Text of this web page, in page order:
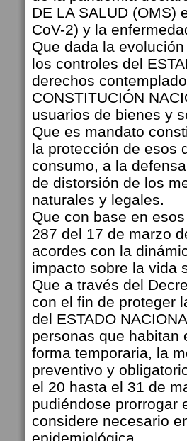
DE LA SALUD (OMS)
CoV-2) y la
Que dada la
los controles del
derechos
CONSTITUCIÓN
usuarios de bienes y
Que es mandato
la protección de esos
consumo, a la
de distorsión de los
naturales y legales.
Que con base en
287 del 17 de marzo
acordes con la
impacto sobre la vida
Que a través del
con el fin de proteger
del ESTADO
personas que habitan
forma temporaria, la
preventivo y
el 20 hasta el 31 de
pudiéndose prorrogar
considere necesario